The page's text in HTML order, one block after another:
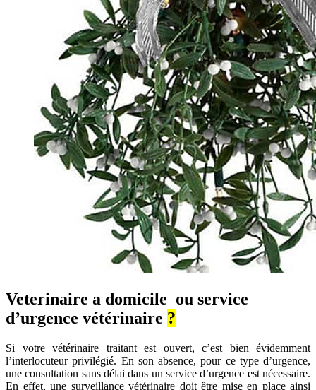
Veterinaire a domicile ou service
d’urgence vétérinaire ?
Si votre vétérinaire traitant est ouvert, c’est bien évidemment
l’interlocuteur privilégié. En son absence, pour ce type d’urgence,
une consultation sans délai dans un service d’urgence est nécessaire.
En effet, une surveillance vétérinaire doit être mise en place ainsi